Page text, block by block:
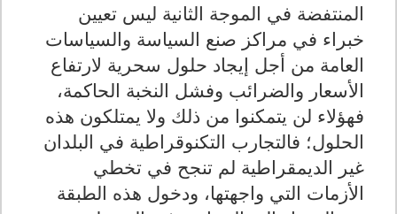
المنتفضة في الموجة الثانية ليس تعيين
خبراء في مراكز صنع السياسة والسياسات
العامة من أجل إيجاد حلول سحرية لارتفاع
الأسعار والضرائب وفشل النخبة الحاكمة،
فهؤلاء لن يتمكنوا من ذلك ولا يمتلكون هذه
الحلول؛ فالتجارب التكنوقراطية في البلدان
غير الديمقراطية لم تنجح في تخطي
الأزمات التي واجهتها، ودخول هذه الطبقة